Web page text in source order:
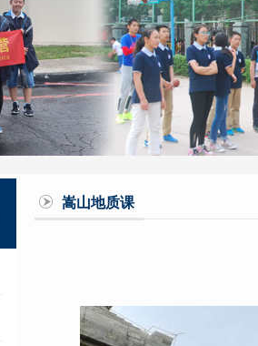
联系我们
Cantact us
嵩山地质课